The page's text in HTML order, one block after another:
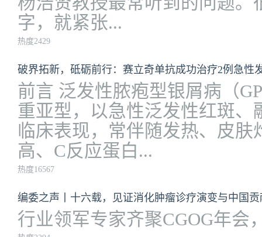
字，就紧张...
热度2429
破界拓新，砥砺前行：赛立奇单抗成功治疗2例急性
前言 泛发性脓疱型银屑病（
重亚型，以急性泛发性红斑
临床表现，常伴随发热、皮肤
高、C反应蛋白...
热度16567
编委之声丨十六载，见证消化肿瘤诊疗演变与中国贡
行业领军专家齐聚CGOG年会